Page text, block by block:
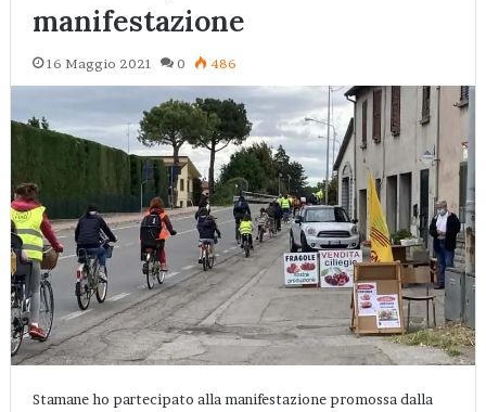
manifestazione
16 Maggio 2021 0 486
Stamane ho partecipato alla manifestazione promossa dalla